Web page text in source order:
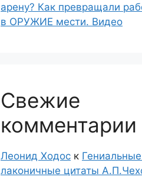
арену? Как превращали
в ОРУЖИЕ мести. Видео
Свежие
комментарии
Леонид Ходос к
лаконичные цитаты